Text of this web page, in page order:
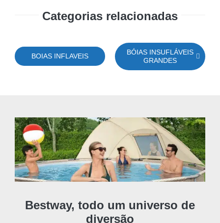
3,53 €.
3,07 €.
Categorias relacionadas
BOIAS INFLAVEIS
BÓIAS INSUFLÁVEIS
GRANDES
Bestway, todo um universo de
diversão